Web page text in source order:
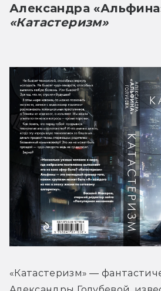
Александра
«Катастеризм»
«Катастеризм» —